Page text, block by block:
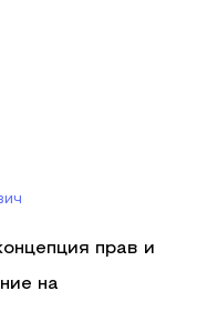
прав и
на